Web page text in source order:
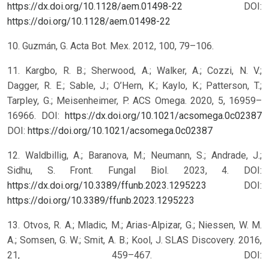
https://dx.doi.org/10.1128/aem.01498-22
DOI:
https://doi.org/10.1128/aem.01498-22
10. Guzmán, G. Acta Bot. Mex. 2012, 100, 79–106.
11. Kargbo, R. B.; Sherwood, A.; Walker, A.; Cozzi, N. V.;
Dagger, R. E.; Sable, J.; O’Hern, K.; Kaylo, K.; Patterson, T.;
Tarpley, G.; Meisenheimer, P. ACS Omega. 2020, 5, 16959–
16966. DOI: https://dx.doi.org/10.1021/acsomega.0c02387
DOI: https://doi.org/10.1021/acsomega.0c02387
12. Waldbillig, A.; Baranova, M.; Neumann, S.; Andrade, J.;
Sidhu, S. Front. Fungal Biol. 2023, 4. DOI:
https://dx.doi.org/10.3389/ffunb.2023.1295223
DOI:
https://doi.org/10.3389/ffunb.2023.1295223
13. Otvos, R. A.; Mladic, M.; Arias-Alpizar, G.; Niessen, W. M.
A.; Somsen, G. W.; Smit, A. B.; Kool, J. SLAS Discovery. 2016,
21, 459–467. DOI: